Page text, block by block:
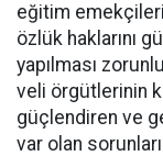
eğitim
özlük haklarını
yapılması
veli örgütlerinin
güçlendiren ve
var olan